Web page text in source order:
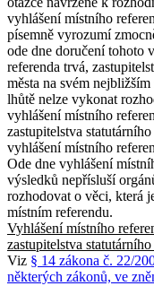
vyhlášení místního
písemně vyrozumí
ode dne doručení tohoto
referenda trvá,
města na svém
lhůtě nelze vykonat
vyhlášení místního
zastupitelstva
vyhlášení místního
Ode dne vyhlášení
výsledků nepřísluší
rozhodovat o věci, která
místním referendu.
Vyhlášení místního
zastupitelstva statutárního
Viz § 14 zákona č. 22/
některých zákonů, ve